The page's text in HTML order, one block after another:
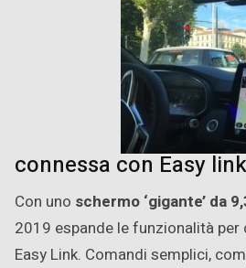
connessa con Easy link
Con uno schermo ‘gigante’ da
2019 espande le funzionalità
Easy Link. Comandi semplici,